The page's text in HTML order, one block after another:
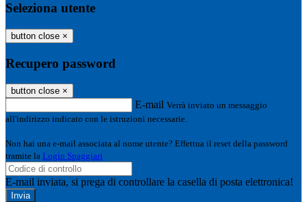
Seleziona utente
button close ×
Recupero password
button close ×
E-mail Verrà inviato un messaggio
all'indirizzo indicato con le istruzioni necessarie.
Non hai una e-mail associata al nome utente? Effettua il reset della password
tramite la Login Spaggiari
E-mail inviata, si prega di controllare la casella di posta elettronica!